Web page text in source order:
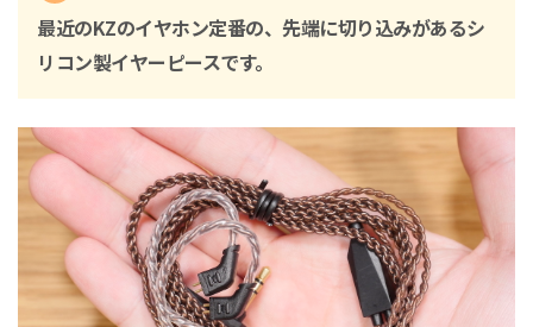
最近のKZのイヤホン定番の、先端に切り込みがあるシ
リコン製イヤーピースです。